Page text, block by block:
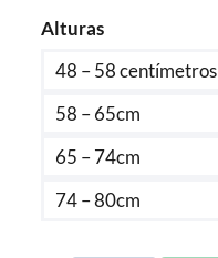
Alturas
48 – 58 centímetros
58 – 65cm
65 – 74cm
74 – 80cm